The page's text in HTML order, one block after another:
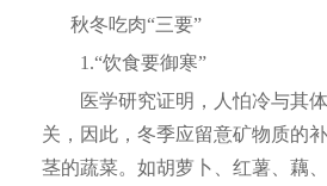
秋冬吃肉“三要”
1.“饮食要御寒”
医学研究证明，人怕冷与其体
关，因此，冬季应留意矿物质的
茎的蔬菜。如胡萝卜、红薯、藕